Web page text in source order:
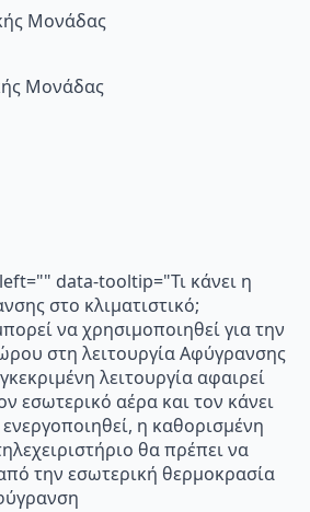
Μονάδας
Μονάδας
data-tooltip="Τι κάνει η
στο κλιματιστικό;
να χρησιμοποιηθεί για την
στη λειτουργία Αφύγρανσης
λειτουργία αφαιρεί
εσωτερικό αέρα και τον κάνει
η καθορισμένη
θα πρέπει να
την εσωτερική θερμοκρασία